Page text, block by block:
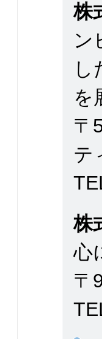
株
ン
し
を
〒
テ
株
心
〒